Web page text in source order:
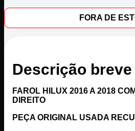
FORA DE
Descrição
FAROL HILUX 2016 A 2018
DIREITO
PEÇA ORIGINAL USADA